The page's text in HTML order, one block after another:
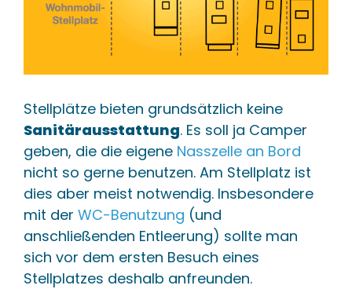
Stellplätze bieten grundsätzlich keine
Sanitärausstattung. Es soll ja Camper
geben, die die eigene Nasszelle an Bord
nicht so gerne benutzen. Am Stellplatz ist
dies aber meist notwendig. Insbesondere
mit der WC-Benutzung (und
anschließenden Entleerung) sollte man
sich vor dem ersten Besuch eines
Stellplatzes deshalb anfreunden.